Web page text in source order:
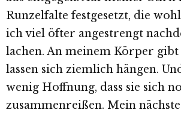
Runzelfalte festgesetzt, die
ich viel öfter angestrengt
lachen. An meinem Körper gibt
lassen sich ziemlich hängen.
wenig Hoffnung, dass sie sich
zusammenreißen. Mein